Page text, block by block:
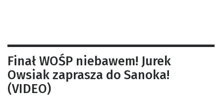
Finał WOŚP niebawem! Jurek
Owsiak zaprasza do Sanoka!
(VIDEO)